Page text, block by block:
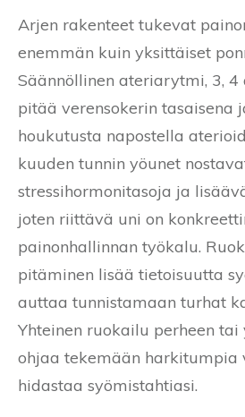
Arjen rakenteet tukevat
enemmän kuin yksittäiset
Säännöllinen ateriarytmi, 3, 4
pitää verensokerin tasaisena
houkutusta napostella
kuuden tunnin yöunet
stressihormonitasoja ja
joten riittävä uni on
painonhallinnan työkalu.
pitäminen lisää tietoisuutta
auttaa tunnistamaan turhat
Yhteinen ruokailu perheen tai
ohjaa tekemään harkitumpia
hidastaa syömistahtiasi.